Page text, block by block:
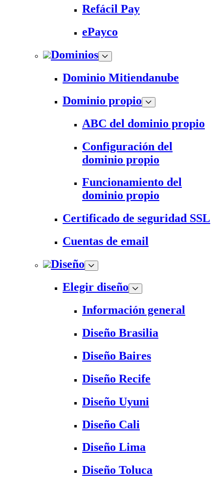
Refácil Pay
ePayco
Dominios
Dominio Mitiendanube
Dominio propio
ABC del dominio propio
Configuración del
dominio propio
Funcionamiento del
dominio propio
Certificado de seguridad SSL
Cuentas de email
Diseño
Elegir diseño
Información general
Diseño Brasilia
Diseño Baires
Diseño Recife
Diseño Uyuni
Diseño Cali
Diseño Lima
Diseño Toluca